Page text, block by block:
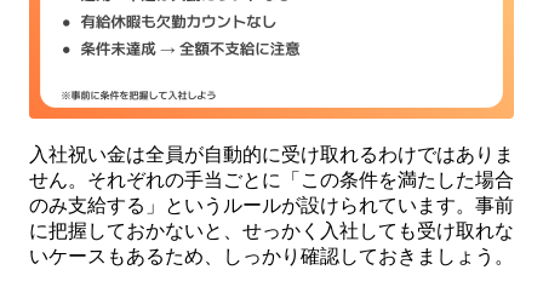
入社祝い金は全員が自動的に受け取れるわけではありま
せん。それぞれの手当ごとに「この条件を満たした場合
のみ支給する」というルールが設けられています。事前
に把握しておかないと、せっかく入社しても受け取れな
いケースもあるため、しっかり確認しておきましょう。